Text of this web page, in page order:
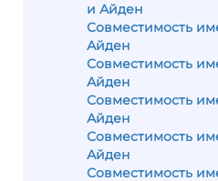
и Айден
Совместимость
Айден
Совместимость
Айден
Совместимость
Айден
Совместимость
Айден
Совместимость